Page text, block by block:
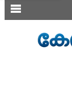
SECTIONS